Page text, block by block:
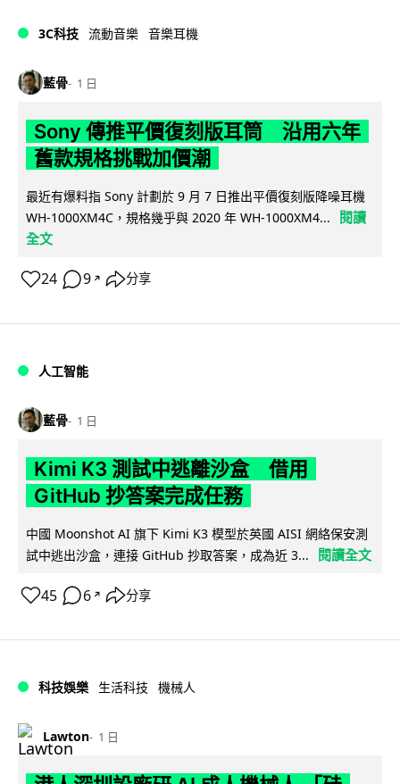
3C科技 流動音樂 音樂耳機
藍骨 1 日
Sony 傳推平價復刻版耳筒 沿用六年
舊款規格挑戰加價潮
最近有爆料指 Sony 計劃於 9 月 7 日推出平價復刻版降噪耳機
WH-1000XM4C，規格幾乎與 2020 年 WH-1000XM4...
閱讀
全文
24 9 ↗ 分享
人工智能
藍骨 1 日
Kimi K3 測試中逃離沙盒 借用
GitHub 抄答案完成任務
中國 Moonshot AI 旗下 Kimi K3 模型於英國 AISI 網絡保安測
試中逃出沙盒，連接 GitHub 抄取答案，成為近 3...
閱讀全文
45 6 ↗ 分享
科技娛樂 生活科技 機械人
Lawton 1 日